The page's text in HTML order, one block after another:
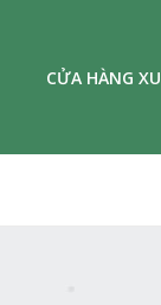
CỬA HÀNG XU